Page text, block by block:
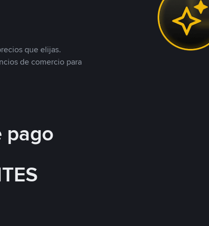
que elijas.
de comercio para
pago